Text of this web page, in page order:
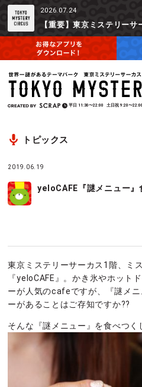
2026.07.24
平日 11:30〜22:00 土日祝 9:20〜22:00
トピックス
2019.06.19
yeloCAFE『謎メニュー』
東京ミステリーサーカス1階、ミ
『yeloCAFE』。かき氷やホット
ーが人気のcafeですが、『謎メニ
ーがあることはご存知ですか??
そんな『謎メニュー』を食べつく